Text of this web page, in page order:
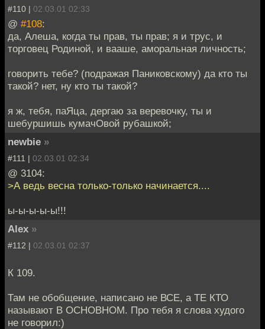
#110 | 02.03.01 02:33
@ #108:
да, Алеша, когда ты прав, ты прав; я и трус, и
торговец Родиной, и вааше, аморальная личность;
говорить тебе? (подражая Паниковскому) да кто ты
такой? нет, ну кто ты такой?
я ж, тебя, паЯца, дергаю за веревочку, ты и
шебуршишь кумачОвой рубашкой;
newbie »
#111 | 02.03.01 02:34
@ 3104:
>А ведь весна только-только начинается....
ы-ы-ы-ы-ы!!!
Alex »
#112 | 02.03.01 02:37
К 109.
Там не обобщение, написано не ВСЕ, а ТЕ КТО
называют В ОСНОВНОМ. Про тебя я слова худого
не говорил:)